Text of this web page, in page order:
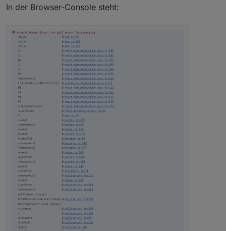
Unterschied.
In der Browser-Console steht: